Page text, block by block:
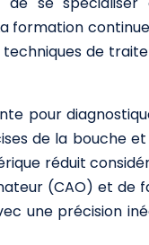
formation
de
pour
de la bouche
réduit
(CAO) et
une précision